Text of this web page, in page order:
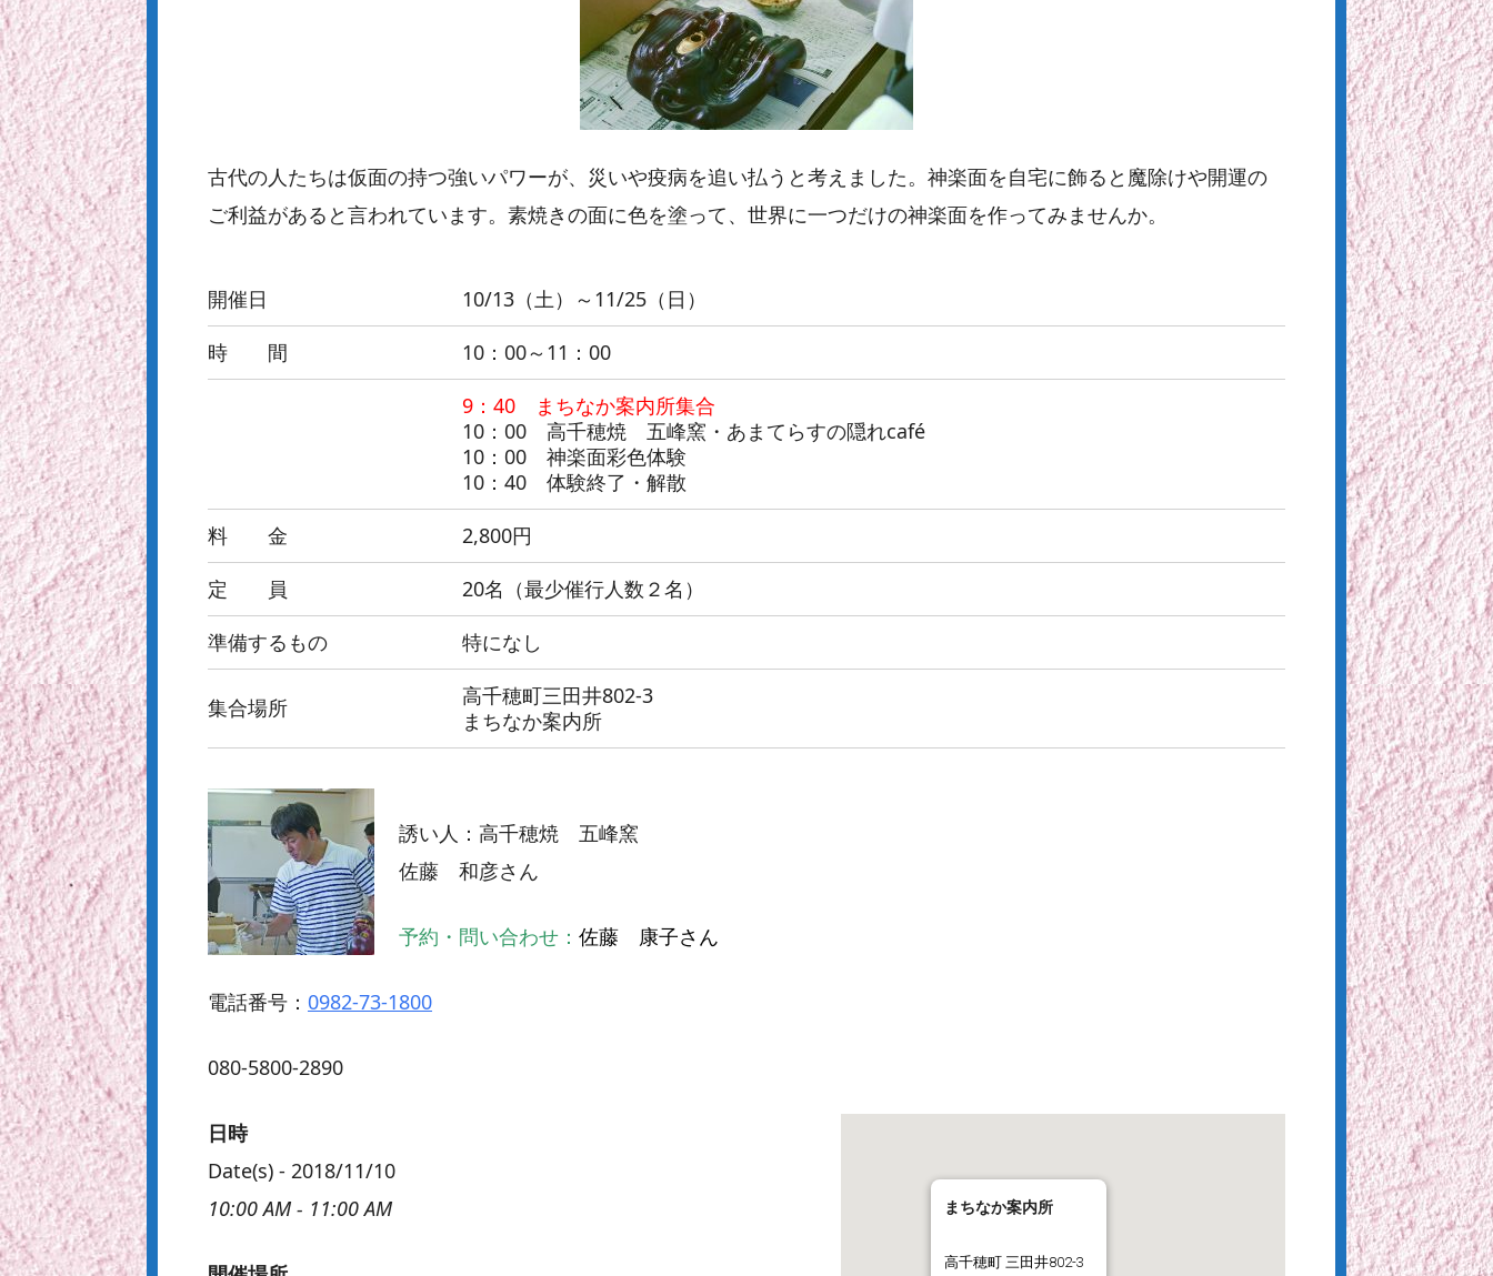
古代の人たちは仮面の持つ強いパワーが、災いや疫病を追い払うと考えました。神楽面を自宅に飾ると魔除けや開運の
ご利益があると言われています。素焼きの面に色を塗って、世界に一つだけの神楽面を作ってみませんか。
開催日
10/13（土）～11/25（日）
時 間
10：00～11：00
9：40 まちなか案内所集合
10：00 高千穂焼 五峰窯・あまてらすの隠れcafé
10：00 神楽面彩色体験
10：40 体験終了・解散
料 金
2,800円
定 員
20名（最少催行人数２名）
準備するもの
特になし
集合場所
高千穂町三田井802-3
まちなか案内所
誘い人： 高千穂焼 五峰窯
佐藤 和彦さん
予約・問い合わせ：佐藤 康子さん
電話番号： 0982-73-1800
080-5800-2890
まちなか案内所
高千穂町 三田井802-3
日時
Date(s) - 2018/11/10
10:00 AM - 11:00 AM